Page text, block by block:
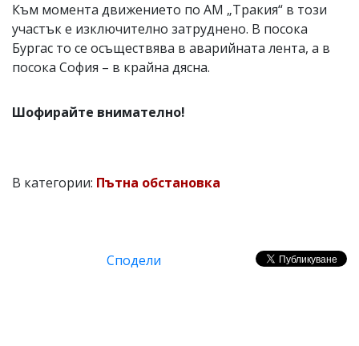
Към момента движението по АМ „Тракия“ в този
участък е изключително затруднено. В посока
Бургас то се осъществява в аварийната лента, а в
посока София – в крайна дясна.
Шофирайте внимателно!
В категории: Пътна обстановка
Сподели